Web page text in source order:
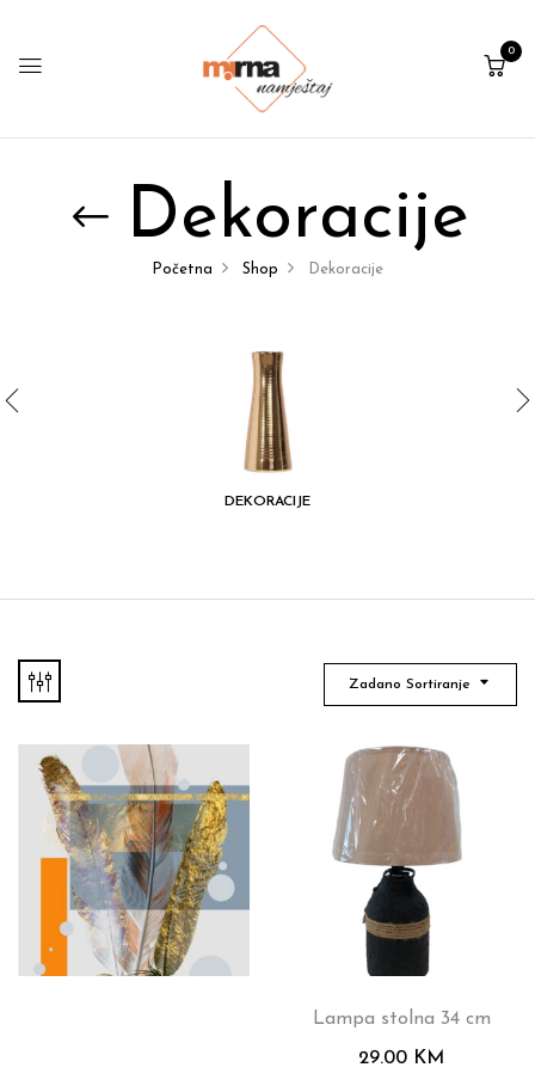
0
Dekoracije
Početna Shop Dekoracije
DEKORACIJE
Zadano Sortiranje
Lampa stolna 34 cm
29.00 KM